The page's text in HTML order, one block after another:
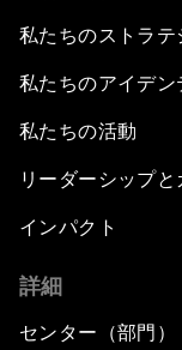
私たちのストラテ
私たちのアイデン
私たちの活動
リーダーシップと
インパクト
詳細
センター（部門）